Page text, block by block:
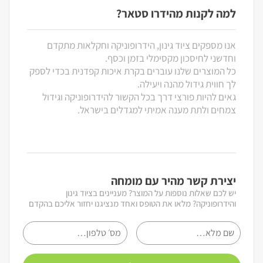
למה לקנות מהידרו סטאר?
אנו מספקים ציוד גינון, הידרופוניקה וחקלאות מתקדם
וחדשני לחיסכון מקסימלי בזמן וכסף.
כל המוצרים שלנו עוברים בקרת איכות קפדנית בכדי לספק
לך חווית גידול מהנה ויעילה.
גאים להיות פורצי דרך בכל הקשור להידרופוניקה וגידול
צמחים ולתת מענה אמיתי למגדלים בישראל.
יצירת קשר מהיר עם מומחה
יש לכם שאלות נוספות על המוצר? מעניינים בציוד גינון
והידרופוניקה? מלאו את הטופס ואחד מנציגנו יחזור אליכם בהקדם